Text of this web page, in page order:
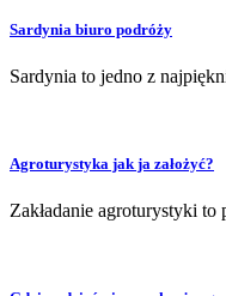
Sardynia biuro podróży
Sardynia to jedno z
Agroturystyka jak ja założyć?
Zakładanie agroturystyki